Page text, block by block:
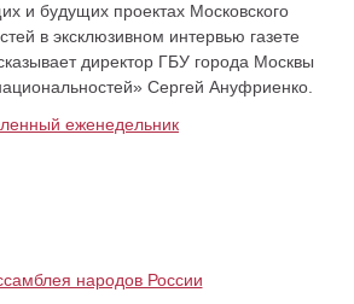
и будущих проектах Московского
в эксклюзивном интервью газете
директор ГБУ города Москвы
Сергей Ануфриенко.
еженедельник